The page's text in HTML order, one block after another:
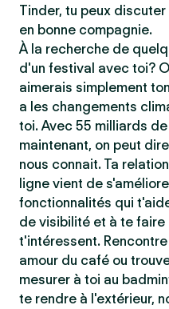
Tinder, tu peux
en bonne compagnie.
À la recherche de
d'un festival avec toi?
aimerais simplement
a les changements
toi. Avec 55 milliards
maintenant, on peut
nous connait. Ta
ligne vient de
fonctionnalités qui
de visibilité et à te faire
t'intéressent.
amour du café ou
mesurer à toi au
te rendre à l'extérieur,